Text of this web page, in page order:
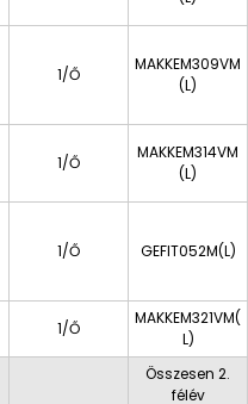
1/Ő
MAKKEM309VM
(L)
1/Ő
MAKKEM314VM
(L)
1/Ő GEFIT052M(L)
1/Ő
MAKKEM321VM(
L)
Összesen 2.
félév